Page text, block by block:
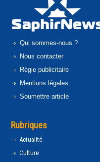
Qui sommes-nous ?
Nous contacter
Régie publicitaire
Mentions légales
Soumettre article
Rubriques
Actualité
Culture